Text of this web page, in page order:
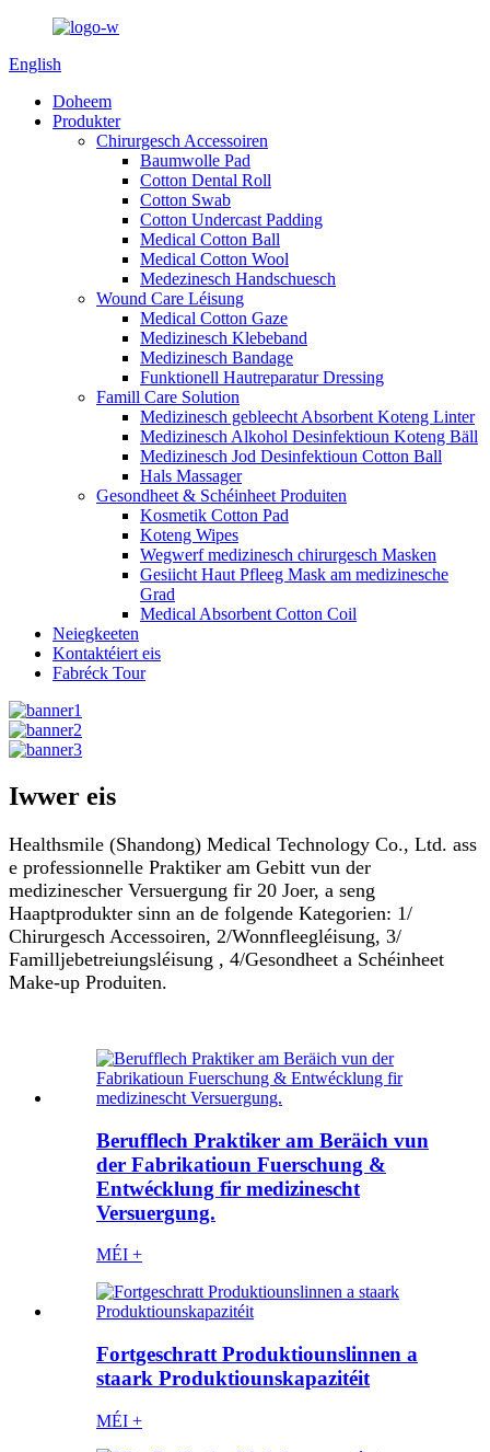
English
Doheem
Produkter
Chirurgesch Accessoiren
Baumwolle Pad
Cotton Dental Roll
Cotton Swab
Cotton Undercast Padding
Medical Cotton Ball
Medical Cotton Wool
Medezinesch Handschuesch
Wound Care Léisung
Medical Cotton Gaze
Medizinesch Klebeband
Medizinesch Bandage
Funktionell Hautreparatur Dressing
Famill Care Solution
Medizinesch gebleecht Absorbent Koteng Linter
Medizinesch Alkohol Desinfektioun Koteng Bäll
Medizinesch Jod Desinfektioun Cotton Ball
Hals Massager
Gesondheet & Schéinheet Produiten
Kosmetik Cotton Pad
Koteng Wipes
Wegwerf medizinesch chirurgesch Masken
Gesiicht Haut Pfleeg Mask am medizinesche
Grad
Medical Absorbent Cotton Coil
Neiegkeeten
Kontaktéiert eis
Fabréck Tour
Iwwer eis
Healthsmile (Shandong) Medical Technology Co., Ltd. ass
e professionnelle Praktiker am Gebitt vun der
medizinescher Versuergung fir 20 Joer, a seng
Haaptprodukter sinn an de folgende Kategorien: 1/
Chirurgesch Accessoiren, 2/Wonnfleegléisung, 3/
Familljebetreiungsléisung , 4/Gesondheet a Schéinheet
Make-up Produiten.
Berufflech Praktiker am Beräich vun
der Fabrikatioun Fuerschung &
Entwécklung fir medizinescht
Versuergung.
MÉI +
Fortgeschratt Produktiounslinnen a
staark Produktiounskapazitéit
MÉI +